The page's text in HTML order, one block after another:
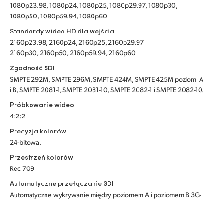
1080p23.98, 1080p24, 1080p25, 1080p29.97, 1080p30,
1080p50, 1080p59.94, 1080p60
Standardy wideo HD dla wejścia
2160p23.98, 2160p24, 2160p25, 2160p29.97
2160p30, 2160p50, 2160p59.94, 2160p60
Zgodność SDI
SMPTE 292M, SMPTE 296M, SMPTE 424M, SMPTE 425M poziom A
i B, SMPTE 2081-1, SMPTE 2081-10, SMPTE 2082-1 i SMPTE 2082-10.
Próbkowanie wideo
4:2:2
Precyzja kolorów
24-bitowa.
Przestrzeń kolorów
Rec 709
Automatyczne przełączanie SDI
Automatyczne wykrywanie między poziomem A i poziomem B 3G-